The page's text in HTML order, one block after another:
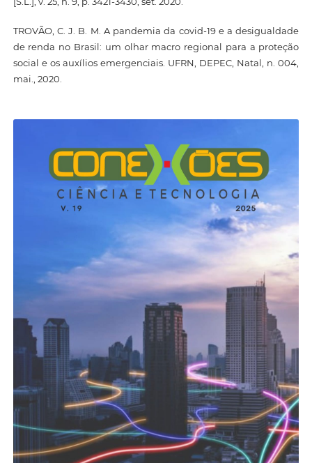
TROVÃO, C. J. B. M. A pandemia da covid-19 e a desigualdade
de renda no Brasil: um olhar macro regional para a proteção
social e os auxílios emergenciais. UFRN, DEPEC, Natal, n. 004,
mai., 2020.